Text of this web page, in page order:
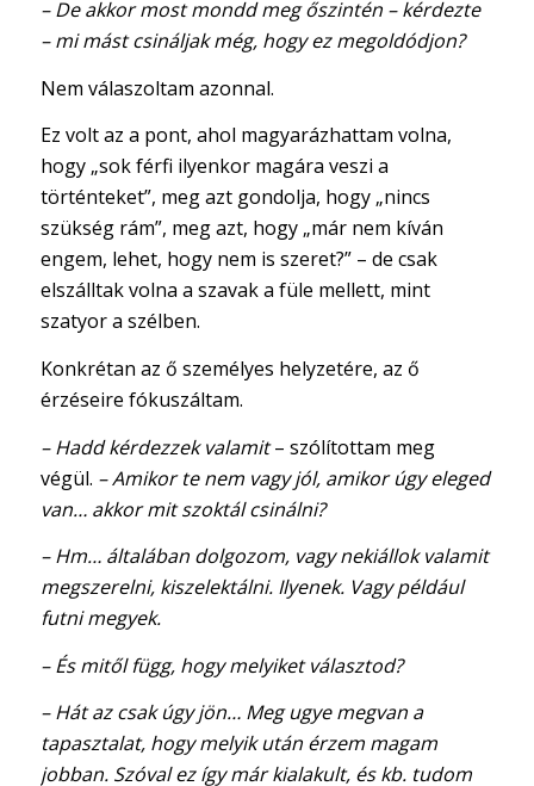
– De akkor most mondd meg őszintén – kérdezte
– mi mást csináljak még, hogy ez megoldódjon?
Nem válaszoltam azonnal.
Ez volt az a pont, ahol magyarázhattam volna,
hogy „sok férfi ilyenkor magára veszi a
történteket”, meg azt gondolja, hogy „nincs
szükség rám”, meg azt, hogy „már nem kíván
engem, lehet, hogy nem is szeret?” – de csak
elszálltak volna a szavak a füle mellett, mint
szatyor a szélben.
Konkrétan az ő személyes helyzetére, az ő
érzéseire fókuszáltam.
– Hadd kérdezzek valamit– szólítottam meg
végül. – Amikor te nem vagy jól, amikor úgy eleged
van… akkor mit szoktál csinálni?
– Hm… általában dolgozom, vagy nekiállok valamit
megszerelni, kiszelektálni. Ilyenek. Vagy például
futni megyek.
– És mitől függ, hogy melyiket választod?
– Hát az csak úgy jön… Meg ugye megvan a
tapasztalat, hogy melyik után érzem magam
jobban. Szóval ez így már kialakult, és kb. tudom